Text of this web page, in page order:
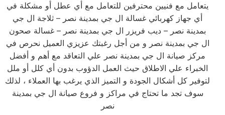
يتعامل مع فنيين محترفين للتعامل مع أي عطل أو مشكلة في
أي جهاز كهربائي غسالة ال جي بمدينة نصر – ثلاجة ال جي
بمدينة نصر – ديب فريزر ال جي بمدينة نصر – غسالة صحون
ال جي بمدينة نصر و من أجل رغبتك عزيزي العميل نحرص في
مركز صيانة ال جي بمدينة نصر علي التعاقد مع أهم و أفضل
الخبراء علي الاطلاق حيث العمل الدؤوب بدون أي كلل أو ملل
لتوفير كل أشكال الجودة و التميز الذي يرغب بها العملاء ، لذلك
سوف تجد ما تحتاج في مراكز و فروع صيانة ال جي بمدينة
نصر